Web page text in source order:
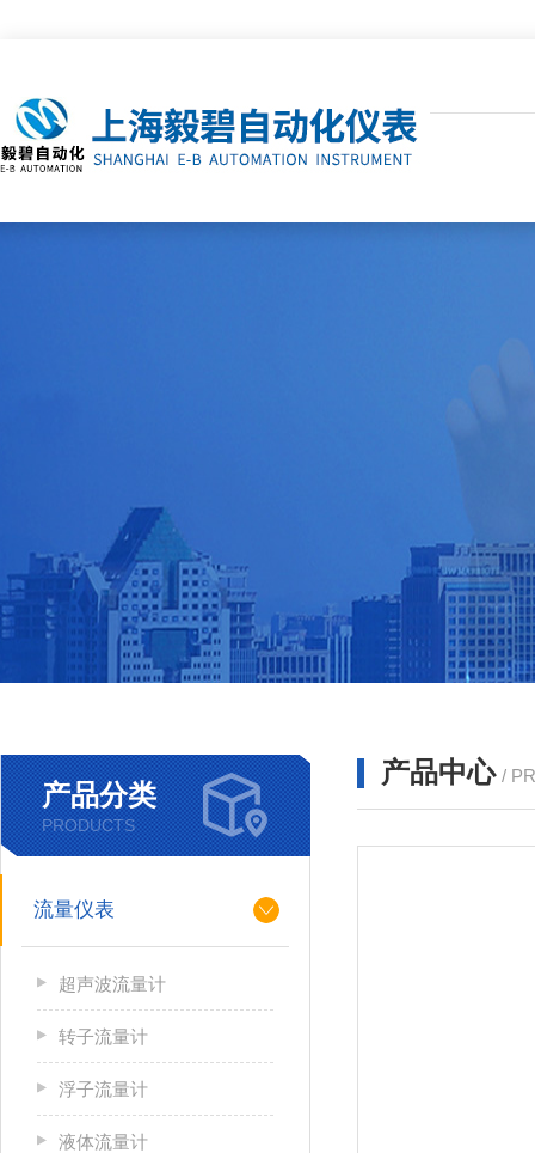
产品分类
PRODUCTS
流量仪表
超声波流量计
转子流量计
浮子流量计
液体流量计
产品中心 /